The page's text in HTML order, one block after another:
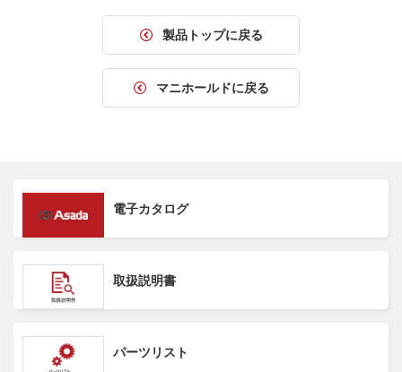
製品トップに戻る
マニホールドに戻る
電子カタログ
取扱説明書
パーツリスト